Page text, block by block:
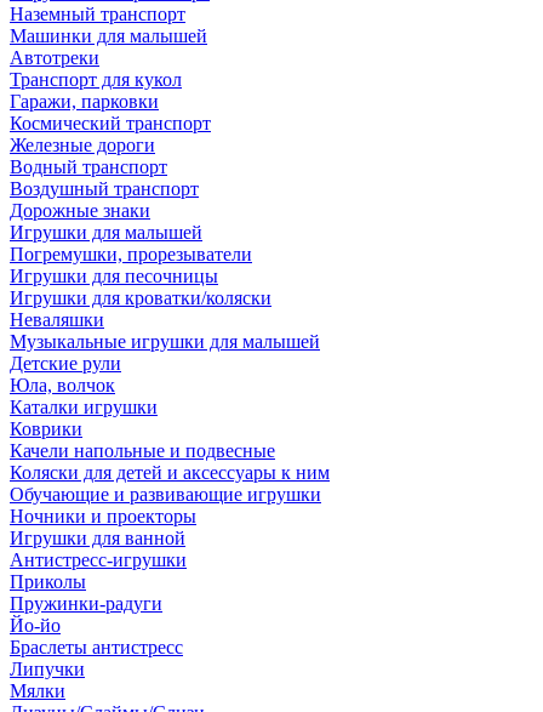
Наземный транспорт
Машинки для малышей
Автотреки
Транспорт для кукол
Гаражи, парковки
Космический транспорт
Железные дороги
Водный транспорт
Воздушный транспорт
Дорожные знаки
Игрушки для малышей
Погремушки, прорезыватели
Игрушки для песочницы
Игрушки для кроватки/коляски
Неваляшки
Музыкальные игрушки для малышей
Детские рули
Юла, волчок
Каталки игрушки
Коврики
Качели напольные и подвесные
Коляски для детей и аксессуары к ним
Обучающие и развивающие игрушки
Ночники и проекторы
Игрушки для ванной
Антистресс-игрушки
Приколы
Пружинки-радуги
Йо-йо
Браслеты антистресс
Липучки
Мялки